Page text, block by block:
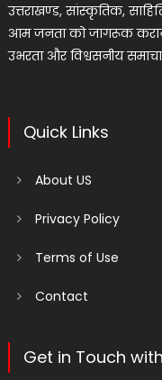
उत्तराखण्ड, सांस्कृतिक,
आम जनता को जागरूक कराना
उभरता और विश्वसनीय
Quick Links
About US
Privacy Policy
Terms of Use
Contact
Get in Touch